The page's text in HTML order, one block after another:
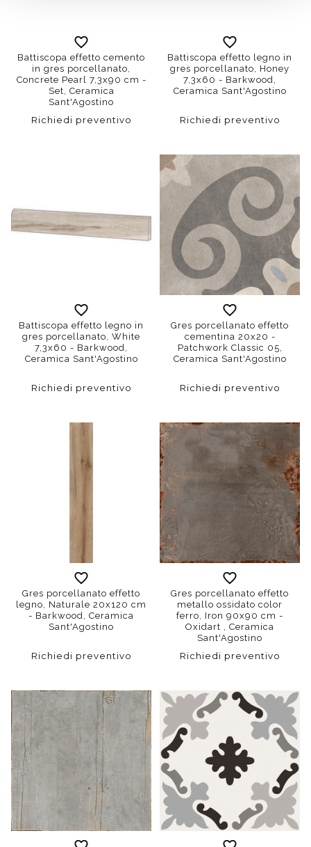
Battiscopa effetto cemento
in gres porcellanato,
Concrete Pearl 7,3x90 cm -
Set, Ceramica
Sant'Agostino
Richiedi preventivo
Battiscopa effetto legno in
gres porcellanato, Honey
7,3x60 - Barkwood,
Ceramica Sant'Agostino
Richiedi preventivo
Battiscopa effetto legno in
gres porcellanato, White
7,3x60 - Barkwood,
Ceramica Sant'Agostino
Richiedi preventivo
Gres porcellanato effetto
cementina 20x20 -
Patchwork Classic 05,
Ceramica Sant'Agostino
Richiedi preventivo
Gres porcellanato effetto
legno, Naturale 20x120 cm
- Barkwood, Ceramica
Sant'Agostino
Richiedi preventivo
Gres porcellanato effetto
metallo ossidato color
ferro, Iron 90x90 cm -
Oxidart , Ceramica
Sant'Agostino
Richiedi preventivo